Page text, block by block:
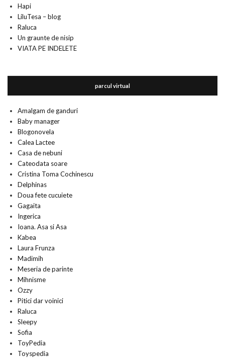
Hapi
LiluTesa – blog
Raluca
Un graunte de nisip
VIATA PE INDELETE
parcul virtual
Amalgam de ganduri
Baby manager
Blogonovela
Calea Lactee
Casa de nebuni
Cateodata soare
Cristina Toma Cochinescu
Delphinas
Doua fete cucuiete
Gagaita
Ingerica
Ioana. Asa si Asa
Kabea
Laura Frunza
Madimih
Meseria de parinte
Mihnisme
Ozzy
Pitici dar voinici
Raluca
Sleepy
Sofia
ToyPedia
Toyspedia